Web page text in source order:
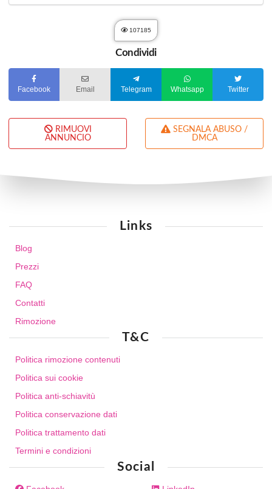
107185
Condividi
Facebook Email Telegram Whatsapp Twitter
RIMUOVI
ANNUNCIO
DMCA
Links
Blog
Prezzi
FAQ
Contatti
Rimozione
T&C
Politica rimozione contenuti
Politica sui cookie
Politica anti-schiavitù
Politica conservazione dati
Politica trattamento dati
Termini e condizioni
Social